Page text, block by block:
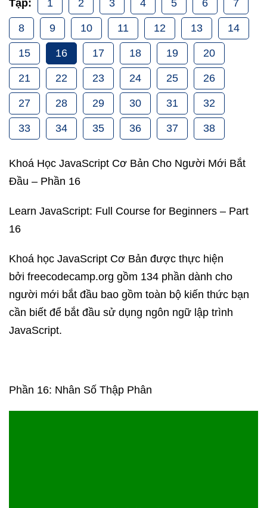
Tập: 1 2 3 4 5 6 7
8 9 10 11 12 13 14
15 16 17 18 19 20
21 22 23 24 25 26
27 28 29 30 31 32
33 34 35 36 37 38
Khoá Học JavaScript Cơ Bản Cho Người Mới Bắt
Đầu – Phần 16
Learn JavaScript: Full Course for Beginners – Part
16
Khoá học JavaScript Cơ Bản được thực hiện
bởi freecodecamp.org gồm 134 phần dành cho
người mới bắt đầu bao gồm toàn bộ kiến thức bạn
cần biết để bắt đầu sử dụng ngôn ngữ lập trình
JavaScript.
Phần 16: Nhân Số Thập Phân